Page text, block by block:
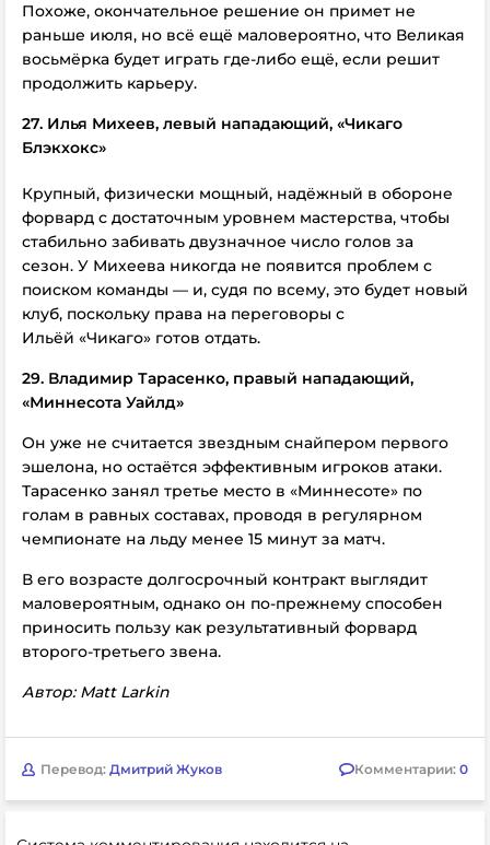
Похоже, окончательное решение он примет не
раньше июля, но всё ещё маловероятно, что Великая
восьмёрка будет играть где-либо ещё, если решит
продолжить карьеру.
27. Илья Михеев, левый нападающий, «Чикаго
Блэкхокс»
Крупный, физически мощный, надёжный в обороне
форвард с достаточным уровнем мастерства, чтобы
стабильно забивать двузначное число голов за
сезон. У Михеева никогда не появится проблем с
поиском команды — и, судя по всему, это будет новый
клуб, поскольку права на переговоры с
Ильёй «Чикаго» готов отдать.
29. Владимир Тарасенко, правый нападающий,
«Миннесота Уайлд»
Он уже не считается звездным снайпером первого
эшелона, но остаётся эффективным игроков атаки.
Тарасенко занял третье место в «Миннесоте» по
голам в равных составах, проводя в регулярном
чемпионате на льду менее 15 минут за матч.
В его возрасте долгосрочный контракт выглядит
маловероятным, однако он по-прежнему способен
приносить пользу как результативный форвард
второго-третьего звена.
Автор: Matt Larkin
Перевод: Дмитрий Жуков Комментарии: 0